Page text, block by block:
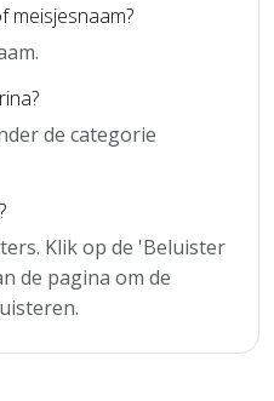
meisjesnaam?
de categorie
Klik op de 'Beluister
de pagina om de